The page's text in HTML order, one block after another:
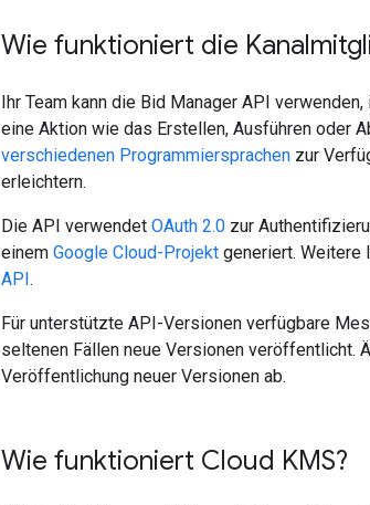
Wie funktioniert die
Ihr Team kann die Bid Manager API
eine Aktion wie das Erstellen, Ausführen oder
verschiedenen Programmiersprachen zur
erleichtern.
Die API verwendet OAuth 2.0 zur
einem Google Cloud-Projekt generiert. Weitere
API.
Für unterstützte API-Versionen verfügbare
seltenen Fällen neue Versionen veröffentlicht.
Veröffentlichung neuer Versionen ab.
Wie funktioniert Cloud KMS?